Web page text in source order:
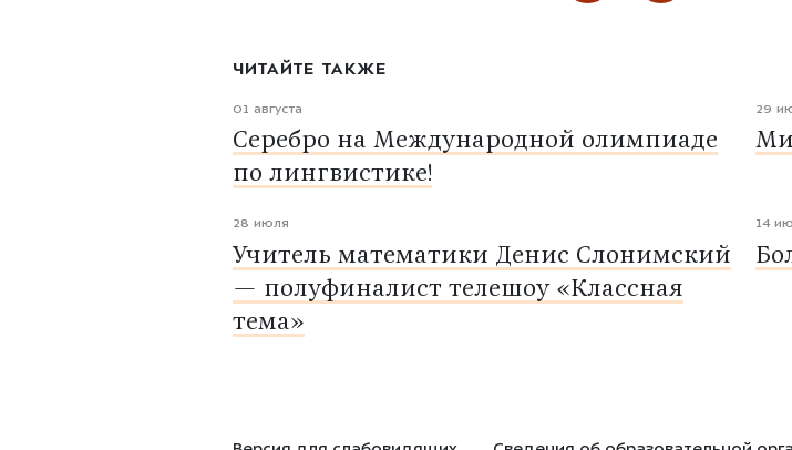
ЧИТАЙТЕ ТАКЖЕ
01 августа
Серебро на Международной олимпиаде
по лингвистике!
29
28 июля
Учитель математики Денис Слонимский
— полуфиналист телешоу «Классная
тема»
14